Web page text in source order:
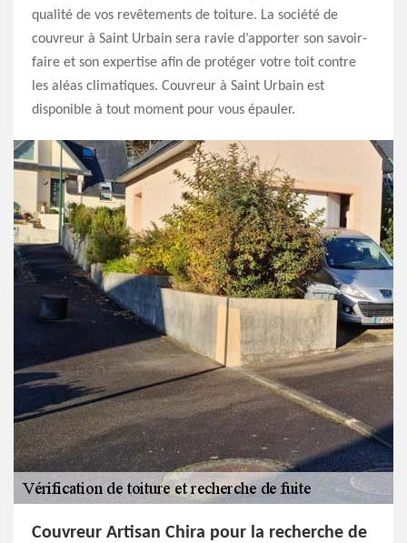
qualité de vos revêtements de toiture. La société de
couvreur à Saint Urbain sera ravie d’apporter son savoir-
faire et son expertise afin de protéger votre toit contre
les aléas climatiques. Couvreur à Saint Urbain est
disponible à tout moment pour vous épauler.
Couvreur Artisan Chira pour la recherche de